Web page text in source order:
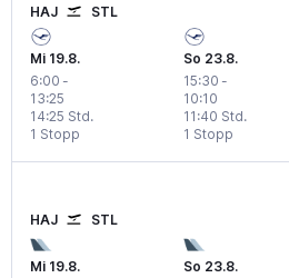
HAJ STL
Mi 19.8.
6:00 -
13:25
1 Stopp
14:25 Std.
So 23.8.
15:30 -
10:10
1 Stopp
11:40 Std.
HAJ STL
Mi 19.8.
So 23.8.